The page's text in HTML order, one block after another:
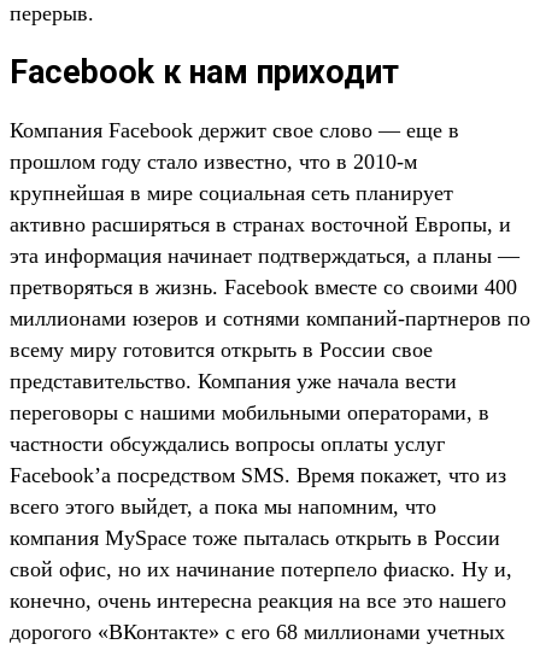
перерыв.
Facebook к нам приходит
Компания Facebook держит свое слово — еще в
прошлом году стало известно, что в 2010-м
крупнейшая в мире социальная сеть планирует
активно расширяться в странах восточной Европы, и
эта информация начинает подтверждаться, а планы —
претворяться в жизнь. Facebook вместе со своими 400
миллионами юзеров и сотнями компаний-партнеров по
всему миру готовится открыть в России свое
представительство. Компания уже начала вести
переговоры с нашими мобильными операторами, в
частности обсуждались вопросы оплаты услуг
Facebook’а посредством SMS. Время покажет, что из
всего этого выйдет, а пока мы напомним, что
компания MySpace тоже пыталась открыть в России
свой офис, но их начинание потерпело фиаско. Ну и,
конечно, очень интересна реакция на все это нашего
дорогого «ВКонтакте» с его 68 миллионами учетных